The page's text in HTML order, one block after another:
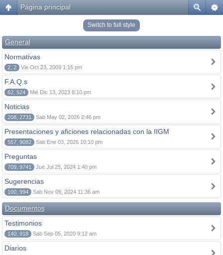
Página principal
Switch to full style
General
Normativas
2, 2 Vie Oct 23, 2009 1:15 pm
F.A.Q.s
62, 524 Mié Dic 13, 2023 8:10 pm
Noticias
208, 2731 Sab May 02, 2026 2:46 pm
Presentaciones y aficiones relacionadas con la IIGM
557, 9082 Sab Ene 03, 2026 10:10 pm
Preguntas
709, 9741 Jue Jul 25, 2024 1:40 pm
Sugerencias
100, 994 Sab Nov 09, 2024 11:36 am
Documentos
Testimonios
140, 918 Sab Sep 05, 2020 9:12 am
Diarios